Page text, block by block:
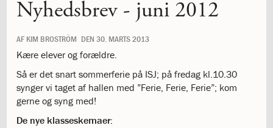
i
1.6:
Logo
1.7:
Labyrinten
for
medmennesket
og
verden
Nyhedsbrev - juni 2012
AF KIM BROSTRÖM DEN 30. MARTS 2013
Kære elever og forældre.
Så er det snart sommerferie på ISJ; på fredag kl.10.30
synger vi taget af hallen med ”Ferie, Ferie, Ferie”; kom
gerne og syng med!
De nye klasseskemaer: